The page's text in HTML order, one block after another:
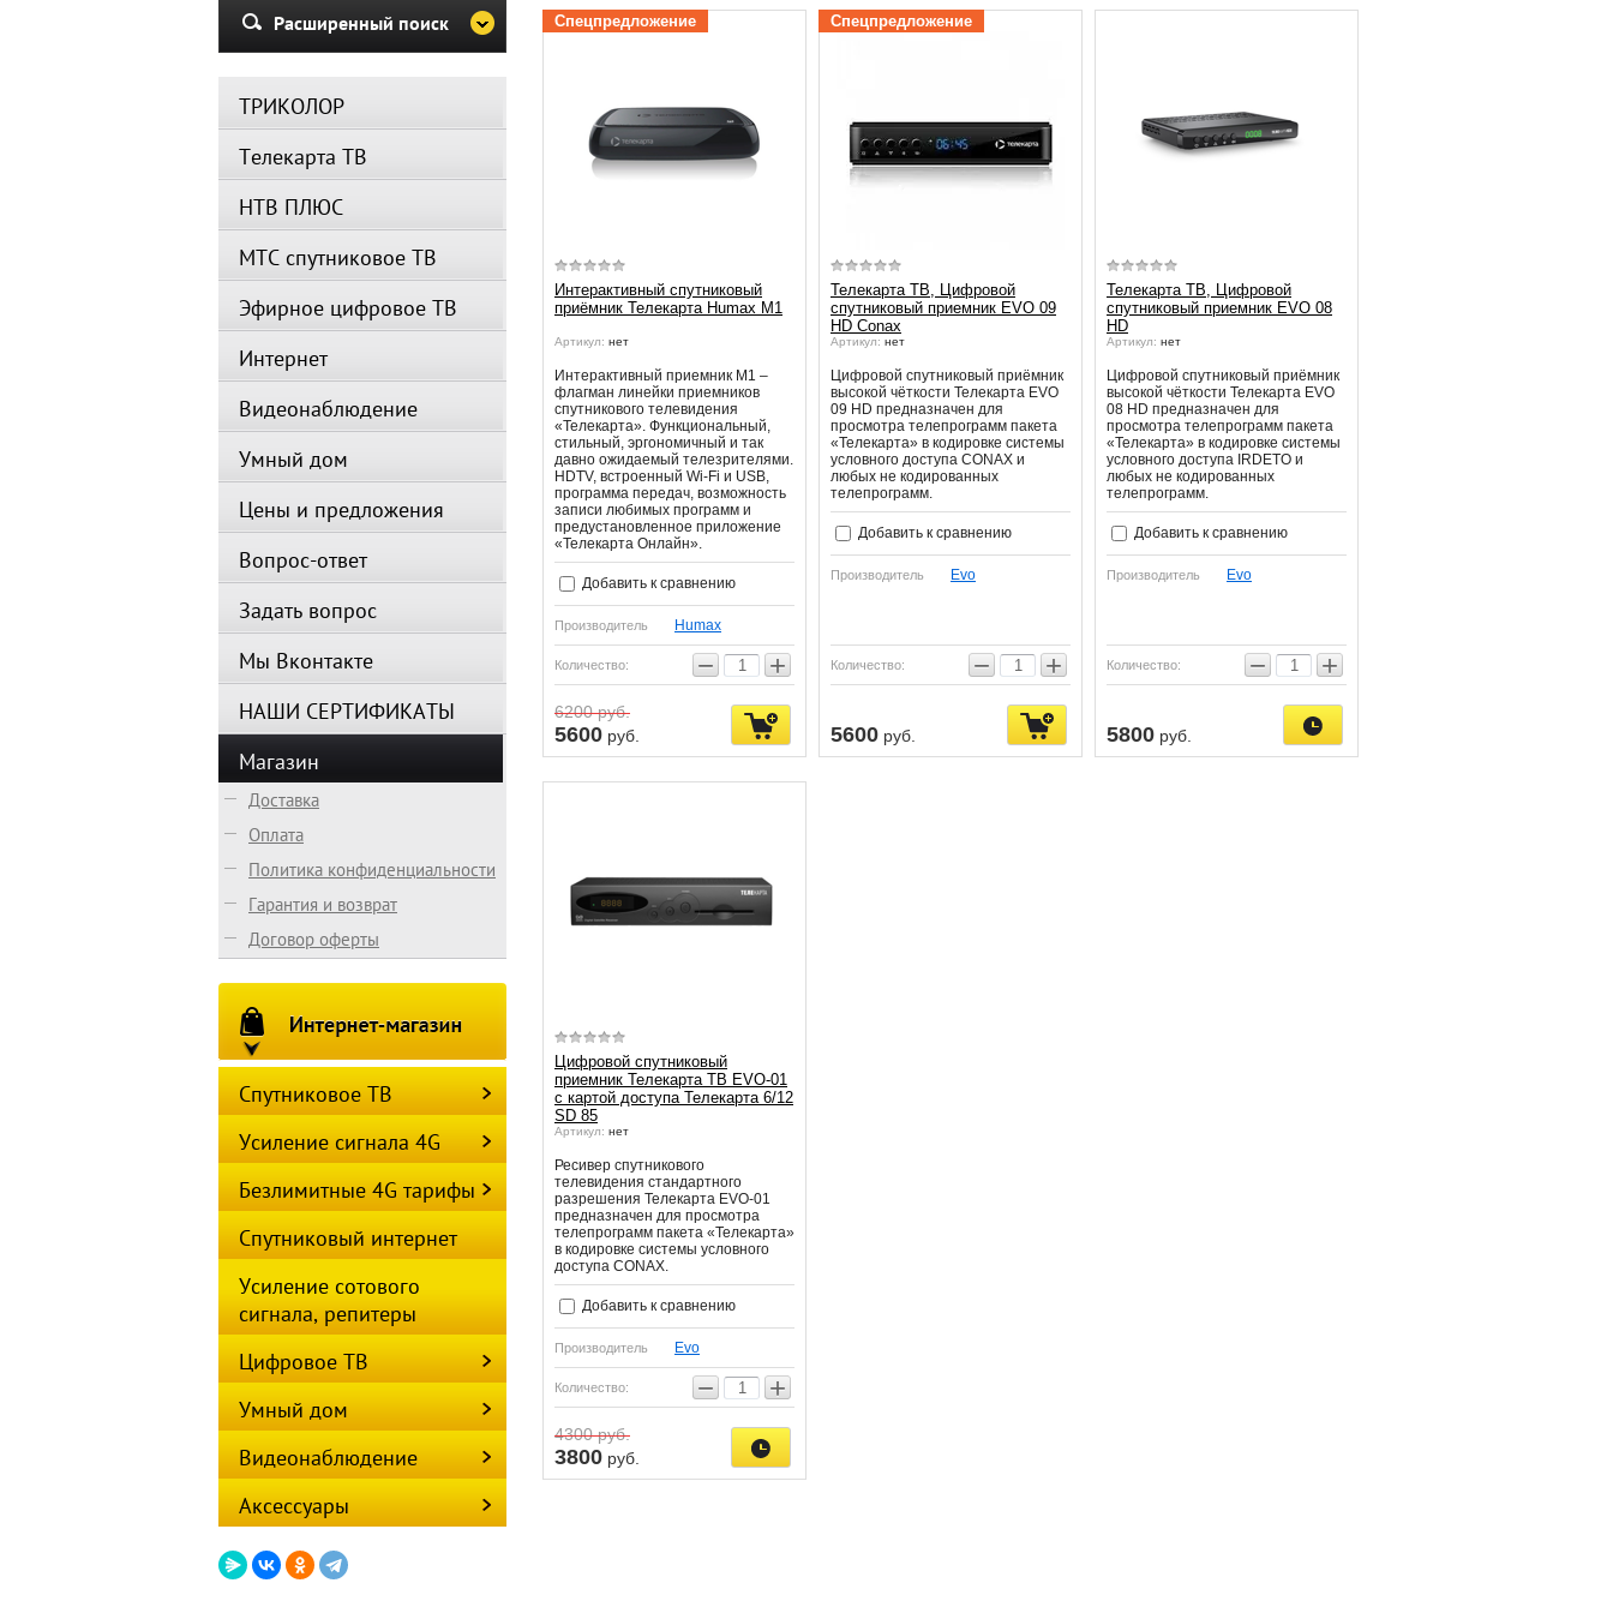
Убедительная просьба в указанный
период не производить поиск
Вещание телеканалов и доступность
сервисов возобновится
автоматически по завершении
профилактических работ.
рекомендует подождать, вещание
может восстановится автоматически.
Спецпредложение
Интерактивный спутниковый
приёмник Телекарта Humax M1
Артикул: нет
Интерактивный приемник М1 –
флагман линейки приемников
спутникового телевидения
«Телекарта». Функциональный,
стильный, эргономичный и так
давно ожидаемый телезрителями.
HDTV, встроенный Wi-Fi и USB,
программа передач, возможность
записи любимых программ и
предустановленное приложение
«Телекарта Онлайн».
Добавить к сравнению
Производитель Humax
Количество: − +
6200руб.
5600 руб.
Спецпредложение
Телекарта ТВ, Цифровой
спутниковый приемник EVO 09
HD Conax
Артикул: нет
Цифровой спутниковый приёмник
высокой чёткости Телекарта EVO
09 HD предназначен для
просмотра телепрограмм пакета
«Телекарта» в кодировке системы
условного доступа CONAX и
любых не кодированных
телепрограмм.
Добавить к сравнению
Производитель Evo
Количество: − +
5600 руб.
Телекарта ТВ, Цифровой
спутниковый приемник EVO 08
HD
Артикул: нет
Цифровой спутниковый приёмник
высокой чёткости Телекарта EVO
08 HD предназначен для
просмотра телепрограмм пакета
«Телекарта» в кодировке системы
условного доступа IRDETO и
любых не кодированных
телепрограмм.
Добавить к сравнению
Производитель Evo
Количество: − +
5800 руб.
Цифровой спутниковый
приемник Телекарта ТВ EVO-01
с картой доступа Телекарта 6/12
SD 85
Артикул: нет
Ресивер спутникового
телевидения стандартного
разрешения Телекарта EVO-01
предназначен для просмотра
телепрограмм пакета «Телекарта»
в кодировке системы условного
доступа СОNАХ.
Добавить к сравнению
Производитель Evo
Количество: − +
4300руб.
3800 руб.
Расширенный поиск
ТРИКОЛОР
Телекарта ТВ
НТВ ПЛЮС
МТС спутниковое ТВ
Эфирное цифровое ТВ
Интернет
Видеонаблюдение
Умный дом
Цены и предложения
Вопрос-ответ
Задать вопрос
Мы Вконтакте
НАШИ СЕРТИФИКАТЫ
Магазин
Доставка
Оплата
Политика конфиденциальности
Гарантия и возврат
Договор оферты
Спутниковое ТВ
Усиление сигнала 4G
Безлимитные 4G тарифы
Спутниковый интернет
Усиление сотового
сигнала, репитеры
Цифровое ТВ
Умный дом
Видеонаблюдение
Аксессуары